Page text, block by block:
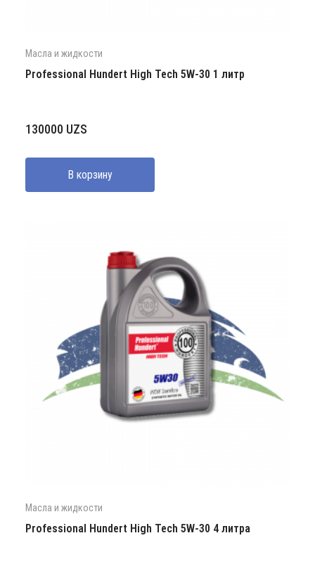
Масла и жидкости
Professional Hundert High Tech 5W-30 1 литр
130000 UZS
В корзину
Масла и жидкости
Professional Hundert High Tech 5W-30 4 литра